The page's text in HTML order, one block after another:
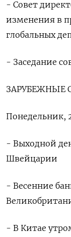
- Совет
изменения в
глобальных
- Заседание
ЗАРУБЕЖНЫЕ
Понедельник,
- Выходной
Швейцарии
- Весенние
- ‌В Китае